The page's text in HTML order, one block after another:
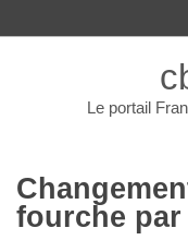
Le portail
fourche par